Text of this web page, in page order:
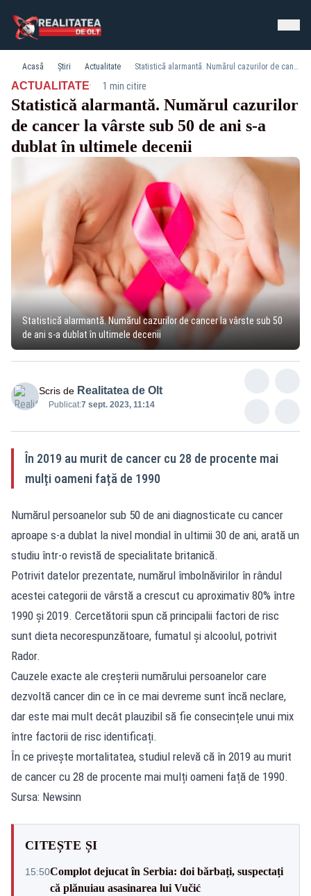
Acasă Știri Actualitate Statistică alarmantă. Numărul cazurilor de cancer la vârste sub 50 de ani s-a dublat în ultimele decenii
ACTUALITATE· 1 min citire
Statistică alarmantă. Numărul cazurilor
de cancer la vârste sub 50 de ani s-a
dublat în ultimele decenii
Statistică alarmantă. Numărul cazurilor de cancer la vârste sub 50
de ani s-a dublat în ultimele decenii
Scris de Realitatea de Olt
Publicat:7 sept. 2023, 11:14
În 2019 au murit de cancer cu 28 de procente mai
mulți oameni față de 1990
Numărul persoanelor sub 50 de ani diagnosticate cu cancer
aproape s-a dublat la nivel mondial în ultimii 30 de ani, arată un
studiu într-o revistă de specialitate britanică.
Potrivit datelor prezentate, numărul îmbolnăvirilor în rândul
acestei categorii de vârstă a crescut cu aproximativ 80% între
1990 şi 2019. Cercetătorii spun că principalii factori de risc
sunt dieta necorespunzătoare, fumatul și alcoolul, potrivit
Rador.
Cauzele exacte ale creșterii numărului persoanelor care
dezvoltă cancer din ce în ce mai devreme sunt încă neclare,
dar este mai mult decât plauzibil să fie consecințele unui mix
între factorii de risc identificați.
În ce privește mortalitatea, studiul relevă că în 2019 au murit
de cancer cu 28 de procente mai mulți oameni față de 1990.
Sursa: Newsinn
CITEȘTE ȘI
15:50Complot dejucat în Serbia: doi bărbați, suspectați
că plănuiau asasinarea lui Vučić